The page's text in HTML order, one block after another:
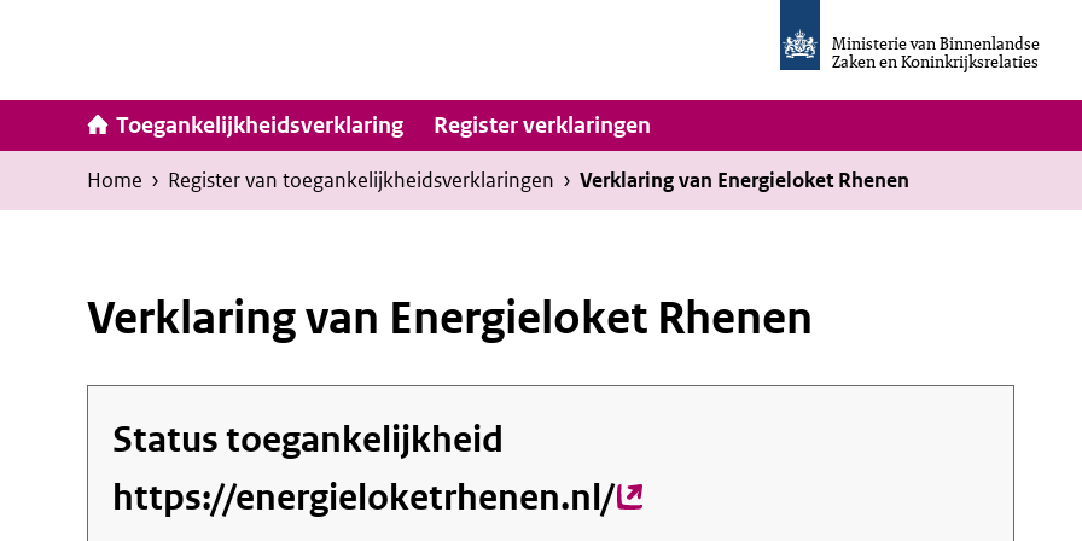
inhoud
Ministerie van Binnenlandse
Zaken en Koninkrijksrelaties
van
Invulassistent
Toegankelijkheidsverklaring
Toegankelijkheidsverklaring Hoofdnavigatie
Register verklaringen
Kruimelpad
U
bevindt
Home › Register van toegankelijkheids­verklaringen › Verklaring van Energieloket Rhenen
Verklaring van Energieloket Rhenen
Status toegankelijkheid
https://energieloketrhenen.nl/(externe